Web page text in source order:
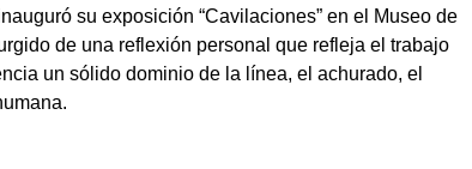
su exposición “Cavilaciones” en el Museo de
de una reflexión personal que refleja el trabajo
un sólido dominio de la línea, el achurado, el